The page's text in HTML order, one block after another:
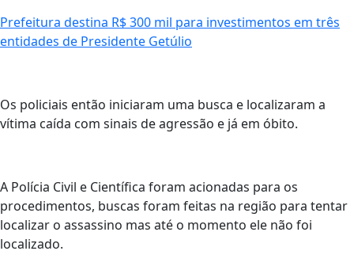
Prefeitura destina R$ 300 mil para investimentos em três
entidades de Presidente Getúlio
Os policiais então iniciaram uma busca e localizaram a
vítima caída com sinais de agressão e já em óbito.
A Polícia Civil e Científica foram acionadas para os
procedimentos, buscas foram feitas na região para tentar
localizar o assassino mas até o momento ele não foi
localizado.